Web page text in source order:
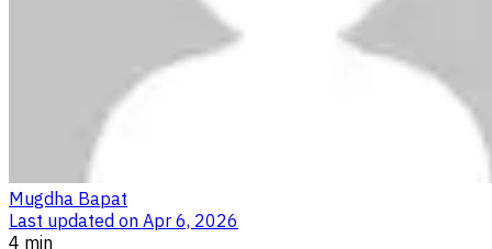
Mugdha Bapat
Last updated on Apr 6, 2026
4 min